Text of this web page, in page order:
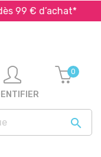
99 € d’achat*

0